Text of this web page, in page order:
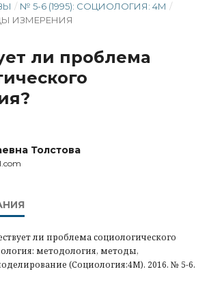
/ № 5-6 (1995): СОЦИОЛОГИЯ: 4М /
ИЗМЕРЕНИЯ
ли проблема
Толстова
ли проблема социологического
методология, методы,
(Социология:4М). 2016. № 5-6.